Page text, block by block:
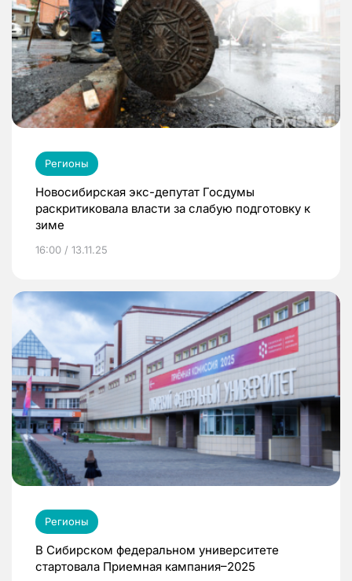
Регионы
Новосибирская экс-депутат Госдумы
раскритиковала власти за слабую подготовку к
зиме
16:00 / 13.11.25
Регионы
В Сибирском федеральном университете
стартовала Приемная кампания–2025